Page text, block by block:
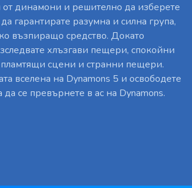
от динамони и решително да изберете
гарантирате разумна и силна група,
възпиращо средство. Докато
хлъзгави пещери, спокойни
сцени и странни пещери.
вселена на Dynamons 5 и освободете
се превърнете в ас на Dynamons.